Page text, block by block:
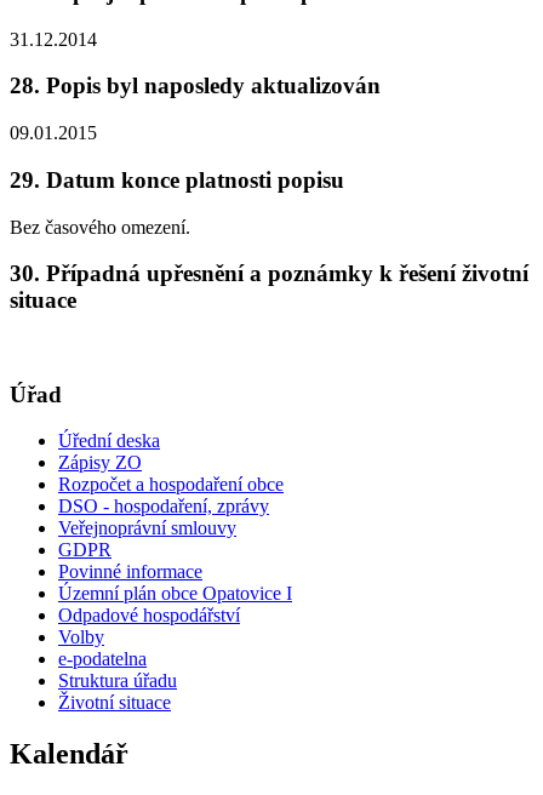
31.12.2014
28. Popis byl naposledy aktualizován
09.01.2015
29. Datum konce platnosti popisu
Bez časového omezení.
30. Případná upřesnění a poznámky k řešení životní
situace
Úřad
Úřední deska
Zápisy ZO
Rozpočet a hospodaření obce
DSO - hospodaření, zprávy
Veřejnoprávní smlouvy
GDPR
Povinné informace
Územní plán obce Opatovice I
Odpadové hospodářství
Volby
e-podatelna
Struktura úřadu
Životní situace
Kalendář